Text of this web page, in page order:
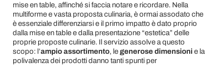
mise en table, affinché si faccia notare e ricordare. Nella
multiforme e vasta proposta culinaria, è ormai assodato che
è essenziale differenziarsi e il primo impatto è dato proprio
dalla mise en table e dalla presentazione “estetica” delle
proprie proposte culinarie. Il servizio assolve a questo
scopo: l’ampio assortimento, legenerose dimensioni e la
polivalenza dei prodotti danno tanti spunti per